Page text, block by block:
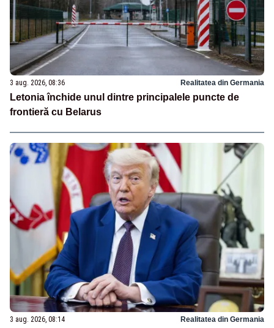
3 aug. 2026, 08:36 Realitatea din Germania
Letonia închide unul dintre principalele puncte de
frontieră cu Belarus
3 aug. 2026, 08:14 Realitatea din Germania